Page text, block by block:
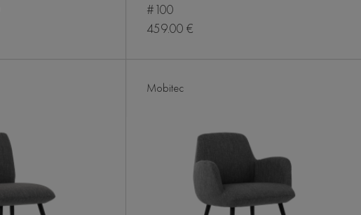
#100
459.00 €
Mobitec